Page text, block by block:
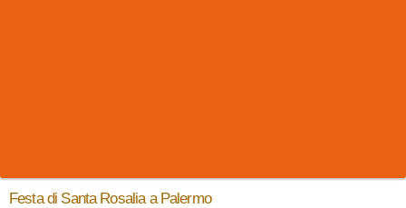
Festa di Santa Rosalia a Palermo